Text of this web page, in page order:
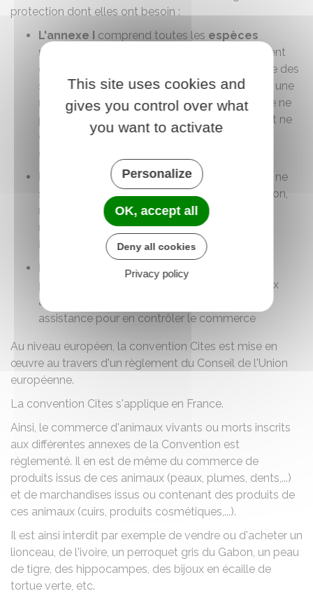
protection dont elles ont besoin :
L'annexe I comprend toutes les espèces
menacées d'extinction
qui sont ou pourraient
être affectées par le commerce. Le commerce des
spécimens de ces espèces doit être soumis à une
réglementation particulièrement stricte afin de ne
pas mettre davantage leur survie en danger, et ne
doit être autorisé que dans des conditions
exceptionnelles
L'annexe II
comprend toutes les espèces qui ne
sont pas nécessairement menacées d'extinction,
mais dont le commerce des spécimens est
réglementé pour éviter uneexploitation
incompatible avec leur survie
L'annexe III
comprend toutes les
protégées dans un pays
qui a demandé aux
autres pays ayant rejoint la convention leur
assistance pour en contrôler le commerce
Au niveau européen, la convention Cites est mise en
œuvre au travers d'un règlement du Conseil de l'Union
européenne.
La convention Cites s'applique en France.
Ainsi, le commerce d'animaux vivants ou morts inscrits
aux différentes annexes de la Convention est
réglementé. Il en est de même du commerce de
produits issus de ces animaux (peaux, plumes, dents,...)
et de marchandises issus ou contenant des produits de
ces animaux (cuirs, produits cosmétiques,...).
Il est ainsi interdit par exemple de vendre ou d'acheter un
lionceau, de l'ivoire, un perroquet gris du Gabon, un peau
de tigre, des hippocampes, des bijoux en écaille de
tortue verte, etc.
This site uses cookies and
gives you control over what
you want to activate
Personalize
OK, accept all
Deny all cookies
Privacy policy